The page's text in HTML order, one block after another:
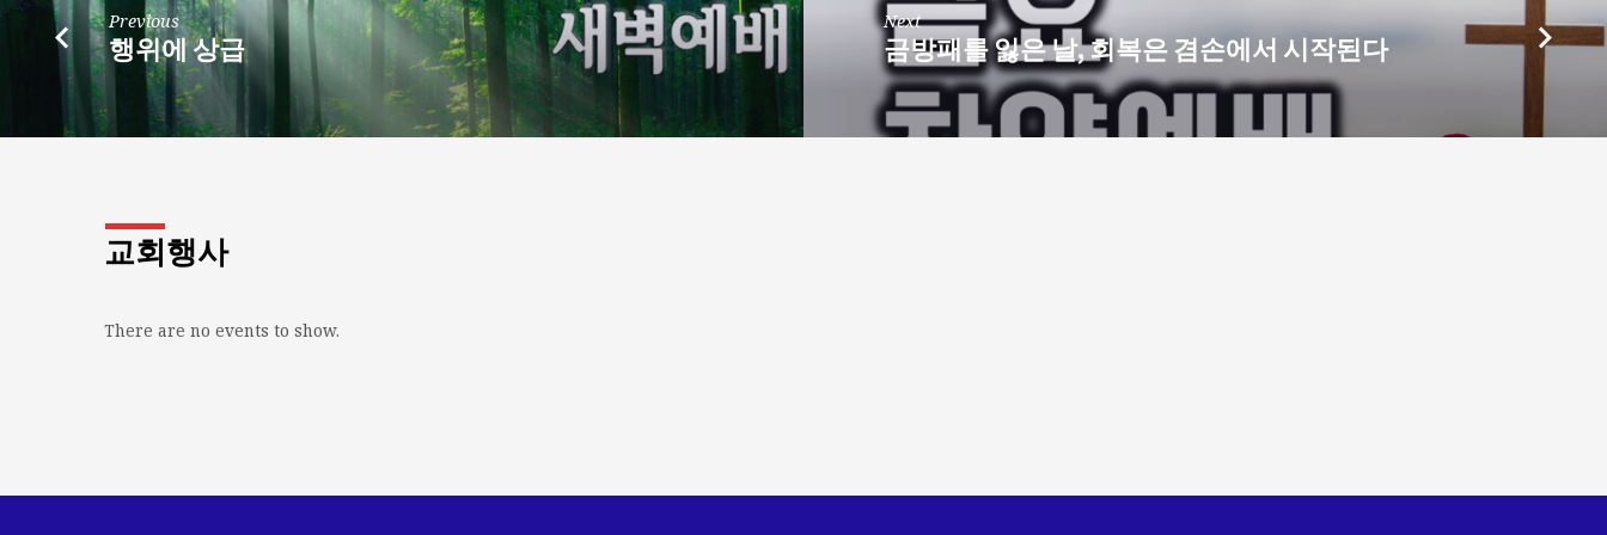
Previous
행위에 상급
Next
금방패를 잃은 날, 회복은 겸손에서 시작된다
교회행사
There are no events to show.